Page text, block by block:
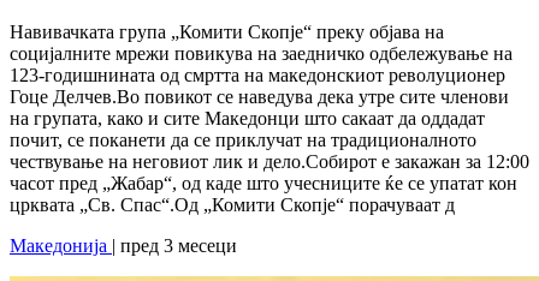
Навивачката група „Комити Скопје“ преку објава на
социјалните мрежи повикува на заедничко одбележување на
123-годишнината од смртта на македонскиот револуционер
Гоце Делчев.Во повикот се наведува дека утре сите членови
на групата, како и сите Македонци што сакаат да оддадат
почит, се поканети да се приклучат на традиционалното
чествување на неговиот лик и дело.Собирот е закажан за 12:00
часот пред „Жабар“, од каде што учесниците ќе се упатат кон
црквата „Св. Спас“.Од „Комити Скопје“ порачуваат д
Македонија | пред 3 месеци